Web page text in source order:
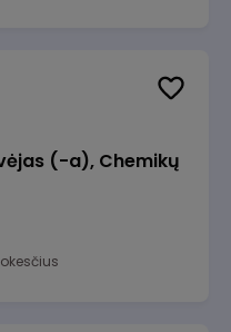
(-a), Chemikų